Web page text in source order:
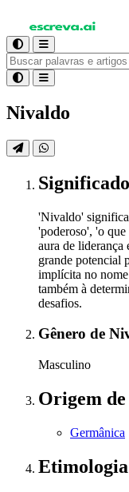
Nivaldo
Significado
'Nivaldo'
'poderoso', 'o
aura de liderança
grande potencial
implícita no nome
também à
desafios.
Gênero de
Masculino
Origem
Germânica
Etimologia